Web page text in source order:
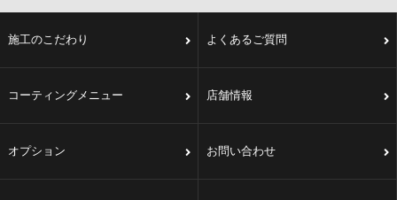
施工のこだわり よくあるご質問
コーティングメニュー 店舗情報
オプション お問い合わせ